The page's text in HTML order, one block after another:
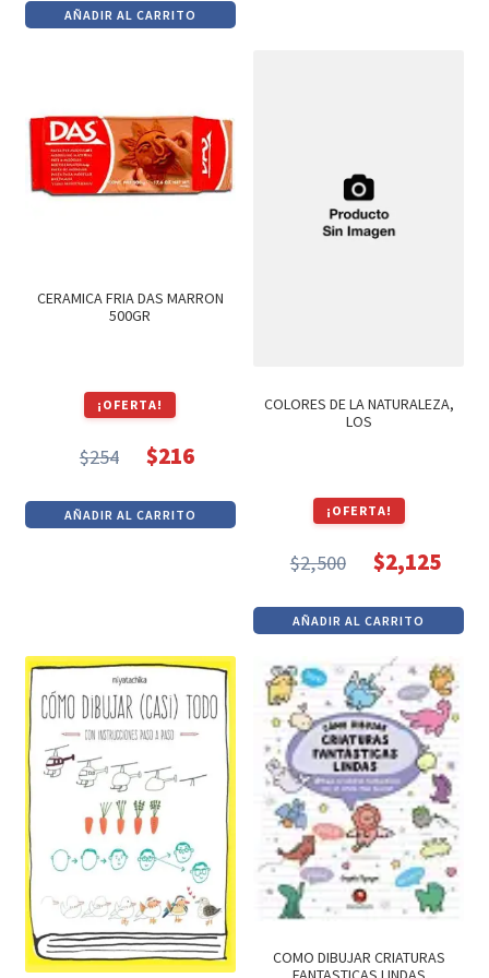
original
actual
AÑADIR AL CARRITO
CERAMICA FRIA DAS MARRON
500GR
¡OFERTA!
$254
precio
original
$216
precio
actual
AÑADIR AL CARRITO
COLORES DE LA NATURALEZA,
LOS
¡OFERTA!
$2,500
precio
original
era:
$2,500.
$2,125
precio
actual
$2,125.
AÑADIR AL CARRITO
COMO DIBUJAR CRIATURAS